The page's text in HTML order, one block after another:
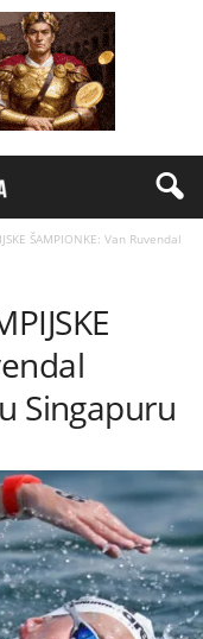
ŠAMPIONKE: Van Ruvendal
Singapuru